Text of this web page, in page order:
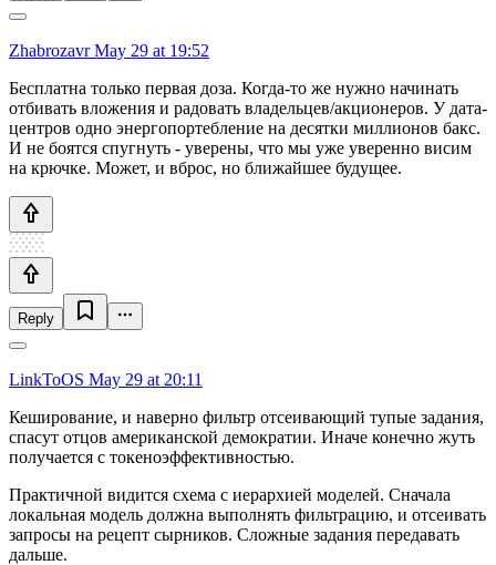
ZhabrozavrMay 29 at 19:52
Бесплатна только первая доза. Когда-то же нужно начинать
отбивать вложения и радовать владельцев/акционеров. У дата-
центров одно энергопортебление на десятки миллионов бакс.
И не боятся спугнуть - уверены, что мы уже уверенно висим
на крючке. Может, и вброс, но ближайшее будущее.
Reply
LinkToOS May 29 at 20:11
Кеширование, и наверно фильтр отсеивающий тупые задания,
спасут отцов американской демократии. Иначе конечно жуть
получается с токеноэффективностью.
Практичной видится схема с иерархией моделей. Сначала
локальная модель должна выполнять фильтрацию, и отсеивать
запросы на рецепт сырников. Сложные задания передавать
дальше.